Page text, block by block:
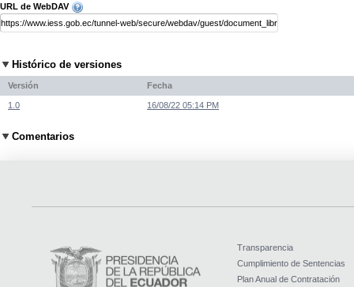
URL de WebDAV
Histórico de versiones
Versión Fecha
1.0 16/08/22 05:14 PM
Comentarios
Transparencia
Cumplimiento de Sentencias
Plan Anual de Contratación